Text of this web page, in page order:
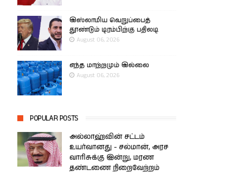
இஸ்லாமிய வெறுப்பைத்
தூண்டும் டிரம்பிற்கு பதிலடி
August 06, 2026
எந்த மாற்றமும் இல்லை
August 06, 2026
POPULAR POSTS
அல்லாஹ்வின் சட்டம்
உயர்வானது - சல்மான், அரச
வாரிசுக்கு இன்று, மரண
தண்டணை நிறைவேற்றம்